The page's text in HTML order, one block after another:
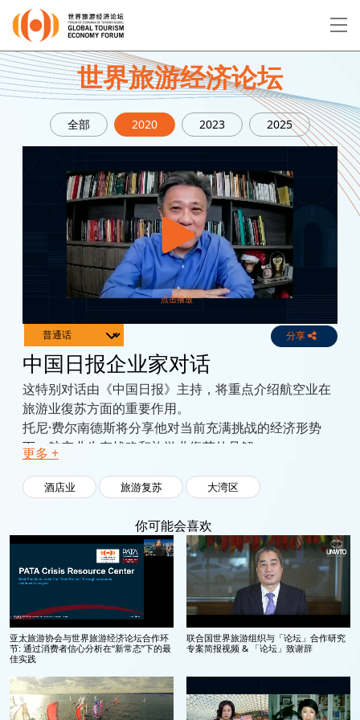
EN 繁 简
关于论坛
论坛议程
演讲者
世界旅游经济论坛
全部 2020 2023 2025
Channels 分享
中国日报企业家对话
这特别对话由《中国日报》主持，将重点介绍航空业在
旅游业復苏方面的重要作用。
托尼·费尔南德斯将分享他对当前充满挑战的经济形势
下，航空业生存战略和旅游业復苏的见解。
更多 +
酒店业 旅游复苏 大湾区
你可能会喜欢
亚太旅游协会与世界旅游经济论坛合作环
节: 通过消费者信心分析在“新常态”下的最
佳实践
联合国世界旅游组织与「论坛」合作研究
专案简报视频 & 「论坛」致谢辞